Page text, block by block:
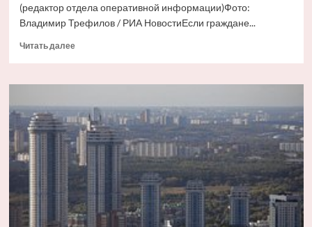
(редактор отдела оперативной информации)Фото:
Владимир Трефилов / РИА НовостиЕсли граждане...
Читать далееПрочитать
Россиянам
о
возможности
стать
собственником
бесхозного
дома